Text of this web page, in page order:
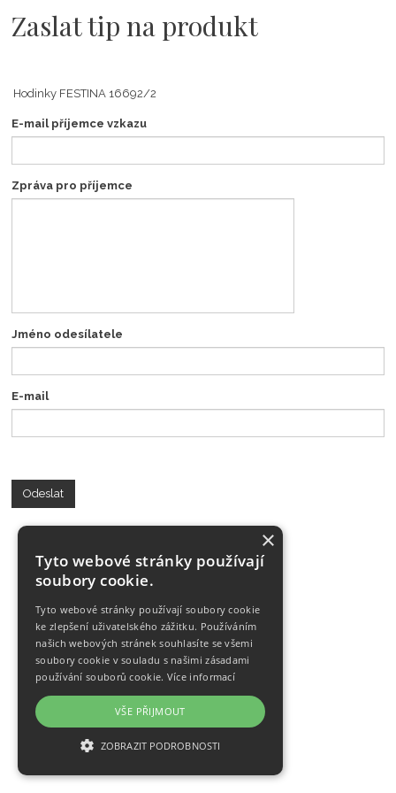
Zaslat tip na produkt
E-mail příjemce vzkazu
Zpráva pro příjemce
Jméno odesílatele
E-mail
Odeslat
×
Tyto webové stránky používají
soubory cookie.
Tyto webové stránky používají soubory cookie
ke zlepšení uživatelského zážitku. Používáním
našich webových stránek souhlasíte se všemi
soubory cookie v souladu s našimi zásadami
používání souborů cookie. Více informací
VŠE PŘIJMOUT
ZOBRAZIT PODROBNOSTI
NEZBYTNĚ NUTNÉ SOUBORY